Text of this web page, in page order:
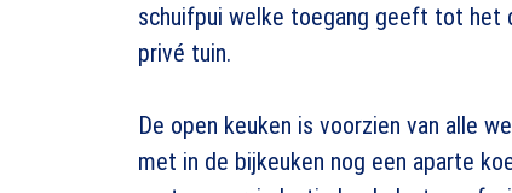
schuifpui welke toegang geeft tot het
privé tuin.
De open keuken is voorzien van alle
met in de bijkeuken nog een aparte